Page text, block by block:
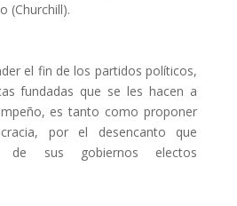
(Churchill).
el fin de los partidos políticos,
fundadas que se les hacen a
es tanto como proponer
por el desencanto que
de sus gobiernos electos